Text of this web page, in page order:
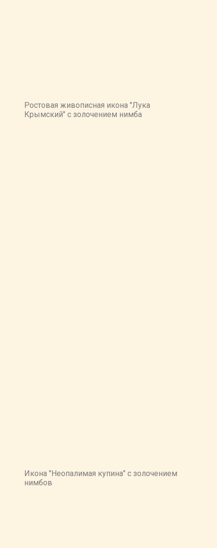
Ростовая живописная икона "Лука
Крымский" с золочением нимба
Икона "Неопалимая купина" с золочением
нимбов